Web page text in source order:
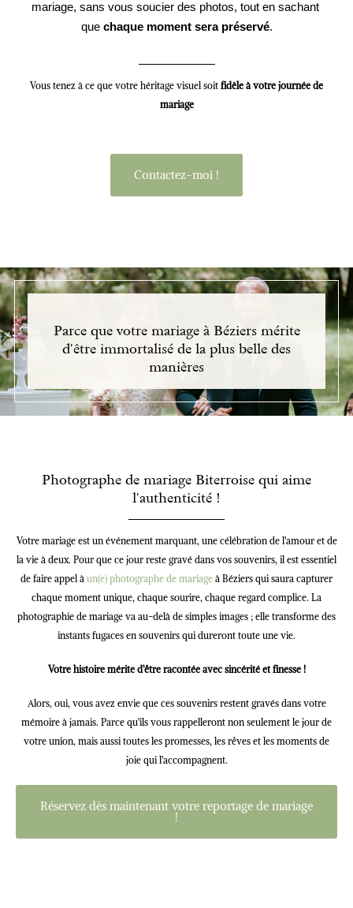
mariage, sans vous soucier des photos, tout en sachant
que chaque moment sera préservé.
Vous tenez à ce que votre héritage visuel soit fidèle à votre journée de
mariage
Contactez-moi !
Parce que votre mariage à Béziers mérite
d'être immortalisé de la plus belle des
manières
Photographe de mariage Biterroise qui aime
l'authenticité !
Votre mariage est un événement marquant, une célébration de l’amour et de
la vie à deux. Pour que ce jour reste gravé dans vos souvenirs, il est essentiel
de faire appel à un(e) photographe de mariage à Béziers qui saura capturer
chaque moment unique, chaque sourire, chaque regard complice. La
photographie de mariage va au-delà de simples images ; elle transforme des
instants fugaces en souvenirs qui dureront toute une vie.
Votre histoire mérite d’être racontée avec sincérité et finesse !
Alors, oui, vous avez envie que ces souvenirs restent gravés dans votre
mémoire à jamais. Parce qu’ils vous rappelleront non seulement le jour de
votre union, mais aussi toutes les promesses, les rêves et les moments de
joie qui l’accompagnent.
Réservez dès maintenant votre reportage de mariage
!